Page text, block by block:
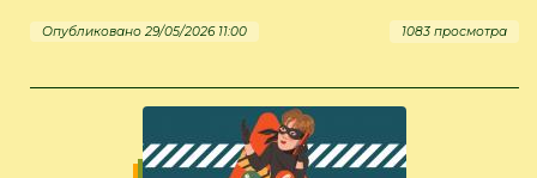
Опубликовано 29/05/2026 11:00 1083 просмотра